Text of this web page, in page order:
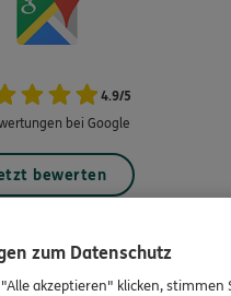
4.9/5
bei Google
bewerten
zum Datenschutz
akzeptieren" klicken, stimmen